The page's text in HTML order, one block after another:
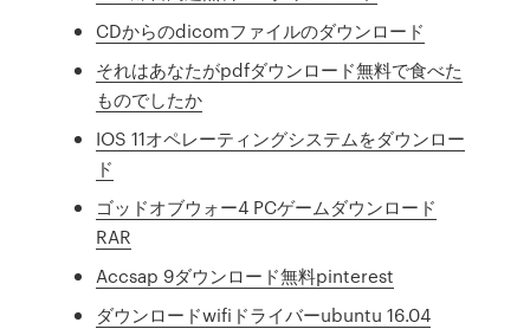
CDからのdicomファイルのダウンロード
それはあなたがpdfダウンロード無料で食べた
ものでしたか
IOS 11オペレーティングシステムをダウンロー
ド
ゴッドオブウォー4 PCゲームダウンロード
RAR
Accsap 9ダウンロード無料pinterest
ダウンロードwifiドライバーubuntu 16.04